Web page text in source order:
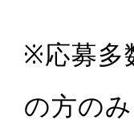
※応募多
の方の